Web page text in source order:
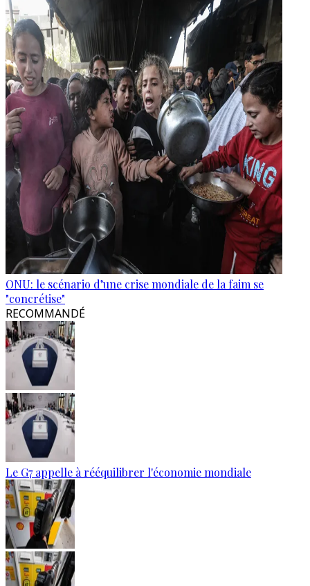
ONU: le scénario d’une crise mondiale de la faim se
"concrétise"
RECOMMANDÉ
Le G7 appelle à rééquilibrer l'économie mondiale